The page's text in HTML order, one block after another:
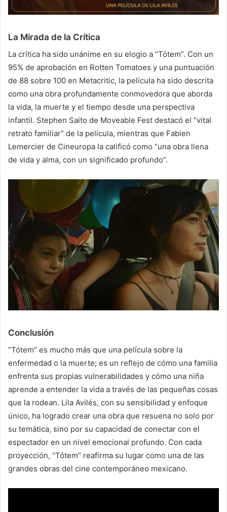
La Mirada de la Crítica
La crítica ha sido unánime en su elogio a “Tótem”. Con un
95% de aprobación en Rotten Tomatoes y una puntuación
de 88 sobre 100 en Metacritic, la película ha sido descrita
como una obra profundamente conmovedora que aborda
la vida, la muerte y el tiempo desde una perspectiva
infantil. Stephen Saito de Moveable Fest destacó el “vital
retrato familiar” de la película, mientras que Fabien
Lemercier de Cineuropa la calificó como “una obra llena
de vida y alma, con un significado profundo”.
Conclusión
“Tótem” es mucho más que una película sobre la
enfermedad o la muerte; es un reflejo de cómo una familia
enfrenta sus propias vulnerabilidades y cómo una niña
aprende a entender la vida a través de las pequeñas cosas
que la rodean. Lila Avilés, con su sensibilidad y enfoque
único, ha logrado crear una obra que resuena no solo por
su temática, sino por su capacidad de conectar con el
espectador en un nivel emocional profundo. Con cada
proyección, “Tótem” reafirma su lugar como una de las
grandes obras del cine contemporáneo mexicano.